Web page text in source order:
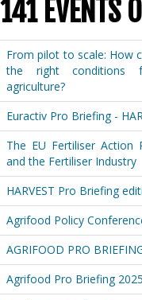
141 EVENTS
From pilot to scale: How
the right conditions
agriculture?
Euractiv Pro Briefing -
The EU Fertiliser Action
and the Fertiliser Industry
HARVEST Pro Briefing
Agrifood Policy
AGRIFOOD PRO
Agrifood Pro Briefing 2025